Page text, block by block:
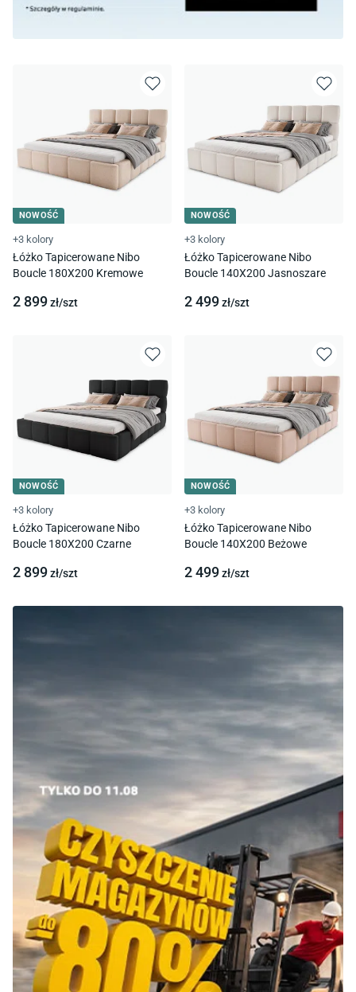
NOWOŚĆ
+3 kolory
Łóżko Tapicerowane Nibo
Boucle 180X200 Kremowe
2 899zł/szt
NOWOŚĆ
+3 kolory
Łóżko Tapicerowane Nibo
Boucle 140X200 Jasnoszare
2 499zł/szt
NOWOŚĆ
+3 kolory
Łóżko Tapicerowane Nibo
Boucle 180X200 Czarne
2 899zł/szt
NOWOŚĆ
+3 kolory
Łóżko Tapicerowane Nibo
Boucle 140X200 Beżowe
2 499zł/szt